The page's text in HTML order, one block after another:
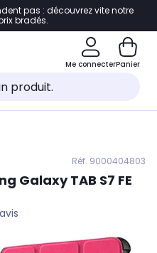
de page
pas : découvrez vite notre
bradés.
Me connecterPanier
Réf. 9000404803
Galaxy TAB S7 FE